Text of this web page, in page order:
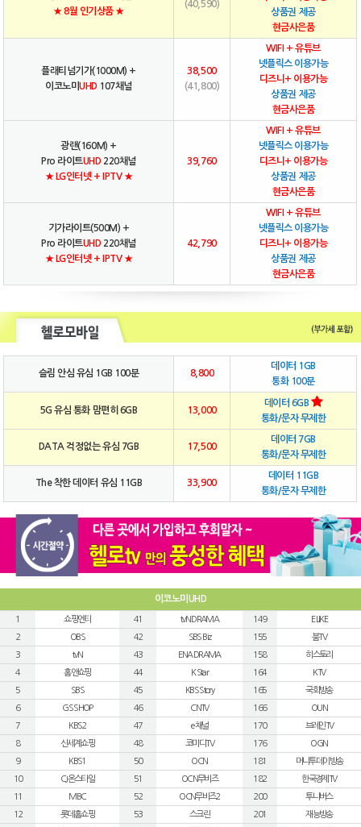
★ 8월 인기상품 ★
(40,590)
상품권 제공
현금사은품
플래티넘기가(1000M) +
이코노미UHD 107채널
38,500
(41,800)
WIFI + 유튜브
넷플릭스 이용가능
디즈니+ 이용가능
상품권 제공
현금사은품
광랜(160M) +
Pro 라이트UHD 220채널
★ LG인터넷 + IPTV ★
39,760
WIFI + 유튜브
넷플릭스 이용가능
디즈니+ 이용가능
상품권 제공
현금사은품
기가라이트(500M) +
Pro 라이트UHD 220채널
★ LG인터넷 + IPTV ★
42,790
WIFI + 유튜브
넷플릭스 이용가능
디즈니+ 이용가능
상품권 제공
현금사은품
슬림 안심 유심 1GB 100분 8,800
데이터 1GB
통화 100분
5G 유심 통화 맘편히 6GB 13,000
데이터 6GB
통화/문자 무제한
DATA 걱정없는 유심 7GB 17,500
데이터 7GB
통화/문자 무제한
The 착한 데이터 유심 11GB 33,900
데이터 11GB
통화/문자 무제한
이코노미UHD
1
쇼핑엔티
2
OBS
3
tvN
4
홈앤쇼핑
5
SBS
6
GS SHOP
7
KBS2
8
신세계쇼핑
9
KBS1
10
CJ온스타일
11
MBC
12
롯데홈쇼핑
41
tvN DRAMA
42
SBS Biz
43
ENA DRAMA
44
K Star
45
KBS Story
46
CNTV
47
e채널
48
코미디TV
50
OCN
51
OCN무비즈
52
OCN무비즈2
53
스크린
149
E LIKE
155
붐TV
158
히스토리
164
KTV
165
국회방송
166
OUN
170
브레인TV
176
OGN
181
머니투데이방송
182
한국경제TV
200
투니버스
201
재능방송